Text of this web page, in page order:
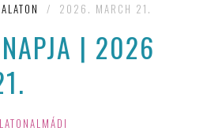
/ 2026. MARCH 21.
| 2026